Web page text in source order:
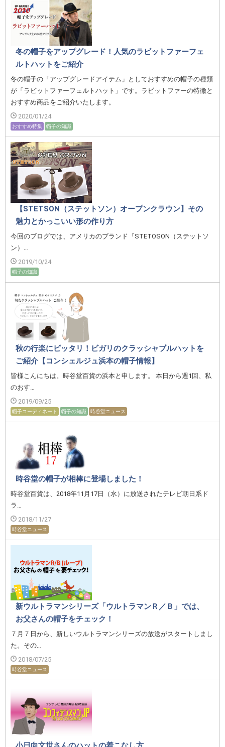
冬の帽子をアップグレード！人気のラビットファーフェ
ルトハットをご紹介
冬の帽子の「アップグレードアイテム」としておすすめの帽子の種類
が「ラビットファーフェルトハット」です。ラビットファーの特徴と
おすすめ商品をご紹介いたします。
2020/01/24
おすすめ特集 帽子の知識
【STETSON（ステットソン）オープンクラウン】その
魅力とかっこいい形の作り方
今回のブログでは、アメリカのブランド『STETOSON（ステットソ
ン）…
2019/10/24
帽子の知識
秋の行楽にピッタリ！ビガリのクラッシャブルハットを
ご紹介【コンシェルジュ浜本の帽子情報】
皆様こんにちは。時谷堂百貨の浜本と申します。 本日から週1回、私
のおす…
2019/09/25
帽子コーディネート 帽子の知識 時谷堂ニュース
時谷堂の帽子が相棒に登場しました！
時谷堂百貨は、2018年11月17日（水）に放送されたテレビ朝日系ド
ラ…
2018/11/27
時谷堂ニュース
新ウルトラマンシリーズ「ウルトラマンＲ／Ｂ」では、
お父さんの帽子をチェック！
７月７日から、新しいウルトラマンシリーズの放送がスタートしまし
た。その…
2018/07/25
時谷堂ニュース